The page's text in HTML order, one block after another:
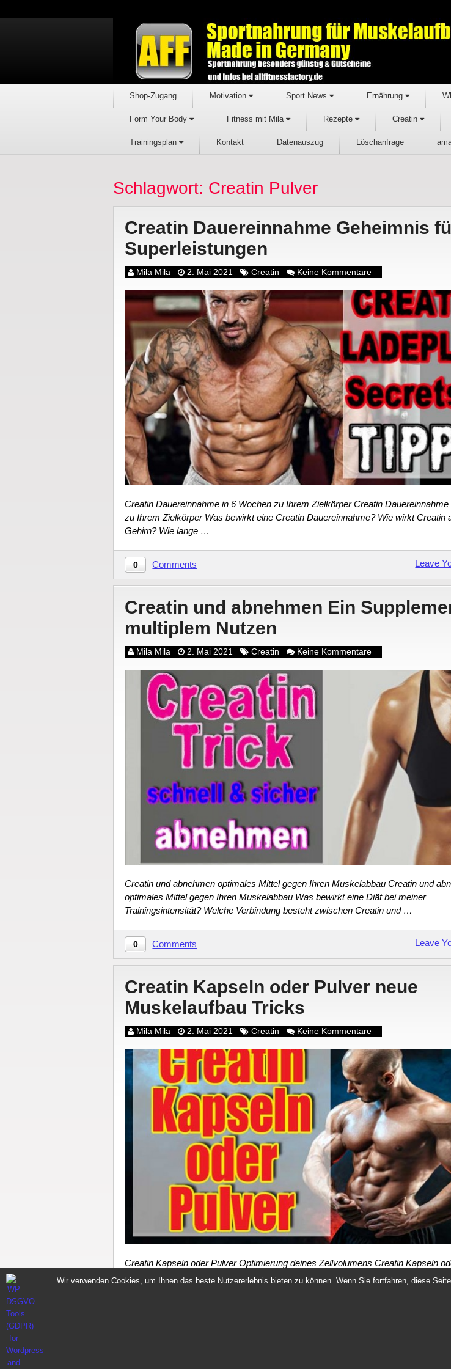
Shop-Zugang Motivation Sport News Ernährung
Form Your Body Fitness mit Mila Rezepte Creatin
Trainingsplan Kontakt Datenauszug Löschanfrage
Schlagwort: Creatin Pulver
Creatin Dauereinnahme Geheimnis
Superleistungen
Mila Mila 2. Mai 2021 Creatin Keine Kommentare
Creatin Dauereinnahme in 6 Wochen zu Ihrem Zielkörper Creatin
zu Ihrem Zielkörper Was bewirkt eine Creatin Dauereinnahme? Wie wirkt Creatin
Gehirn? Wie lange …
0 Comments Leave
Creatin und abnehmen Ein
multiplem Nutzen
Mila Mila 2. Mai 2021 Creatin Keine Kommentare
Creatin und abnehmen optimales Mittel gegen Ihren Muskelabbau Creatin und
optimales Mittel gegen Ihren Muskelabbau Was bewirkt eine Diät bei meiner
Trainingsintensität? Welche Verbindung besteht zwischen Creatin und …
0 Comments Leave
Creatin Kapseln oder Pulver neue
Muskelaufbau Tricks
Mila Mila 2. Mai 2021 Creatin Keine Kommentare
Creatin Kapseln oder Pulver Optimierung deines Zellvolumens Creatin Kapseln
Optimierung deines Zellvolumens Welches Nutzen haben Creatin Kapseln oder
Wir verwenden Cookies, um Ihnen das beste Nutzererlebnis bieten zu können. Wenn Sie fortfahren, diese